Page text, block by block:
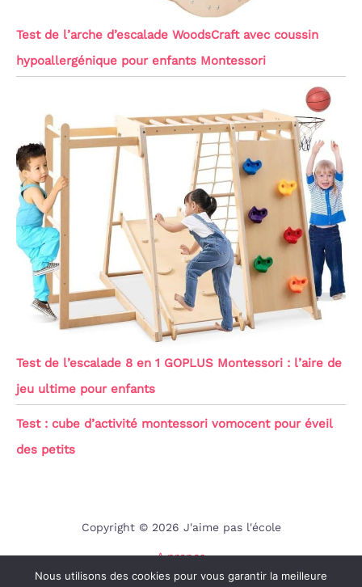
Test de l’arche d’escalade WoodsCraft avec coussin
hypoallergénique pour enfants Montessori
Test de l’escalade 8 en 1 GOPLUS Montessori : l’aire de
jeu ultime pour enfants
Test : cube d’activité montessori vomocent pour éveil
des petits
Copyright © 2026 J'aime pas l'école
A propos
Contact
Nous utilisons des cookies pour vous garantir la meilleure